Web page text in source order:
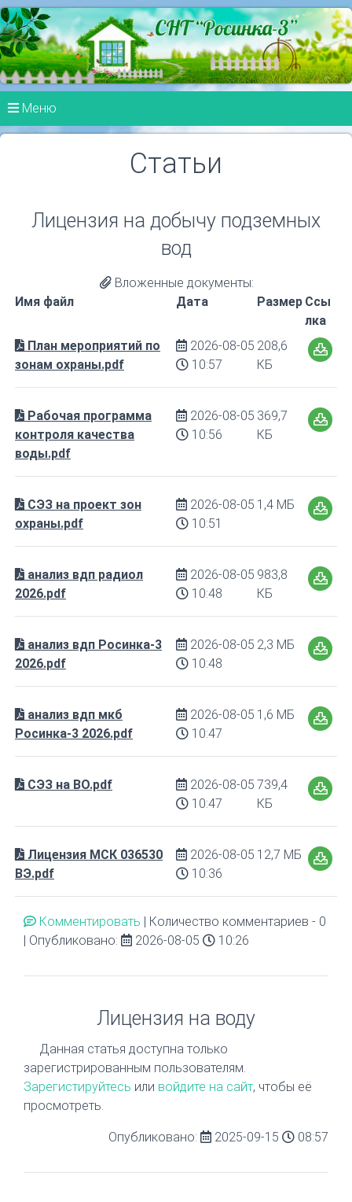
Меню
Статьи
Лицензия на добычу подземных
вод
Вложенные документы:
Имя файл
Дата Размер Ссы
лка
План мероприятий по
зонам охраны.pdf
2026-08-05
10:57
208,6
КБ
Рабочая программа
контроля качества
воды.pdf
2026-08-05
10:56
369,7
КБ
СЭЗ на проект зон
охраны.pdf
2026-08-05
10:51
1,4 МБ
анализ вдп радиол
2026.pdf
2026-08-05
10:48
983,8
КБ
анализ вдп Росинка-3
2026.pdf
2026-08-05
10:48
2,3 МБ
анализ вдп мкб
Росинка-3 2026.pdf
2026-08-05
10:47
1,6 МБ
СЭЗ на ВО.pdf
2026-08-05
10:47
739,4
КБ
Лицензия МСК 036530
ВЭ.pdf
2026-08-05
10:36
12,7 МБ
Комментировать | Количество комментариев - 0
| Опубликовано:
2026-08-05 10:26
Лицензия на воду
Данная статья доступна только
зарегистрированным пользователям.
Зарегистируйтесь или войдите на сайт, чтобы её
просмотреть.
Опубликовано: 2025-09-15 08:57